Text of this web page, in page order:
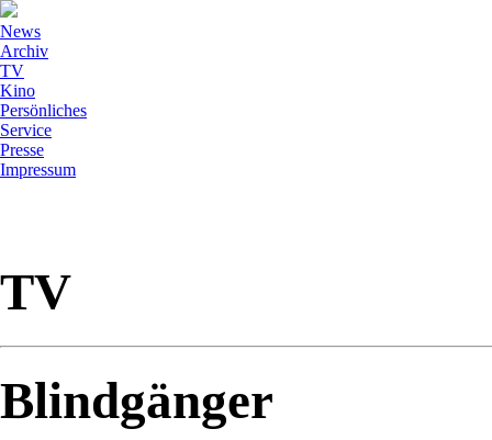
News
Archiv
TV
Kino
Persönliches
Service
Presse
Impressum
TV
Blindgänger